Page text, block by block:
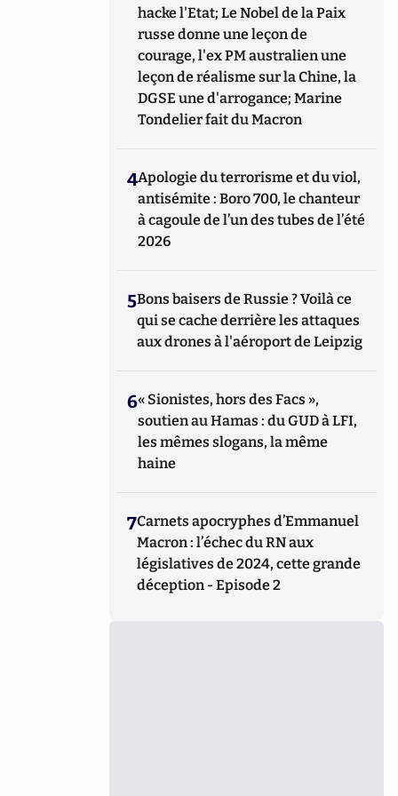
hacke l'Etat; Le Nobel de la Paix
russe donne une leçon de
courage, l'ex PM australien une
leçon de réalisme sur la Chine, la
DGSE une d'arrogance; Marine
Tondelier fait du Macron
4Apologie du terrorisme et du viol,
antisémite : Boro 700, le chanteur
à cagoule de l’un des tubes de l’été
2026
5Bons baisers de Russie ? Voilà ce
qui se cache derrière les attaques
aux drones à l'aéroport de Leipzig
6« Sionistes, hors des Facs »,
soutien au Hamas : du GUD à LFI,
les mêmes slogans, la même
haine
7Carnets apocryphes d’Emmanuel
Macron : l’échec du RN aux
législatives de 2024, cette grande
déception - Episode 2